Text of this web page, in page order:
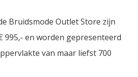
Bruidsmode Outlet Store zijn
995,- en worden gepresenteerd
van maar liefst 700